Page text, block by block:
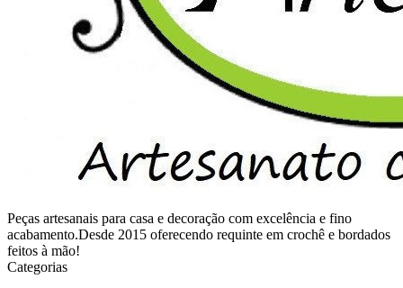
Peças artesanais para casa e decoração com excelência e fino
acabamento.Desde 2015 oferecendo requinte em crochê e bordados
feitos à mão!
Categorias